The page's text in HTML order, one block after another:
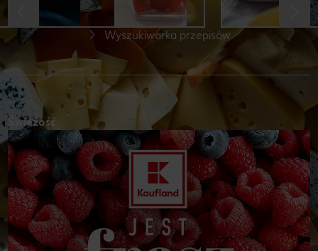
Wyszukiwarka przepisów
Świeżość